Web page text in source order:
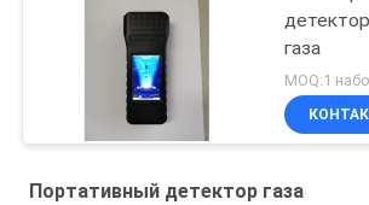
газа
MOQ:1
Портативный детектор газа